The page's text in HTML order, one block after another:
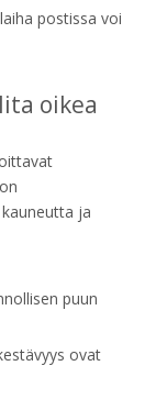
postissa voi
oikea
ja
puun
ovat